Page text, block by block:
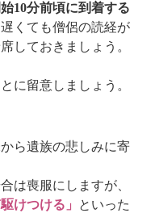
10分前頃に到着する
くても僧侶の読経が
しておきましょう。
に留意しましょう。
ら遺族の悲しみに寄
は喪服にしますが、
けつける」
といった